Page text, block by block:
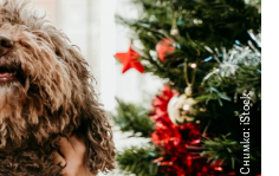
Снимка: iStock